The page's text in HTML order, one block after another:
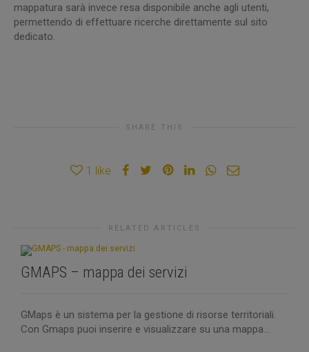
mappatura sarà invece resa disponibile anche agli utenti,
permettendo di effettuare ricerche direttamente sul sito
dedicato.
SHARE THIS
1 like
RELATED ARTICLES
GMAPS – mappa dei servizi
GMaps è un sistema per la gestione di risorse territoriali.
Con Gmaps puoi inserire e visualizzare su una mappa...